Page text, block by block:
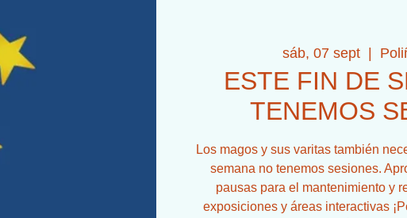
sáb, 07 sept
  |
ESTE FIN DE
TENEMOS
Los magos y sus varitas también
semana no tenemos sesiones.
pausas para el mantenimiento y
exposiciones y áreas interactivas